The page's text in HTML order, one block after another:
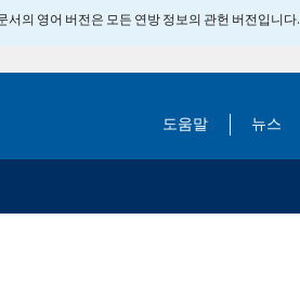
서의 영어 버전은 모든 연방 정보의 관헌 버전입니다.
도움말 뉴스